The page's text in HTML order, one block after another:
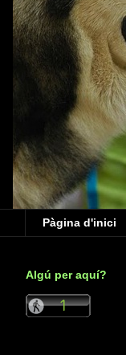
Pàgina d'inici
Algú per aquí?